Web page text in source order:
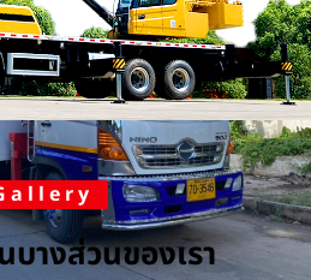
างส่วนของเรา